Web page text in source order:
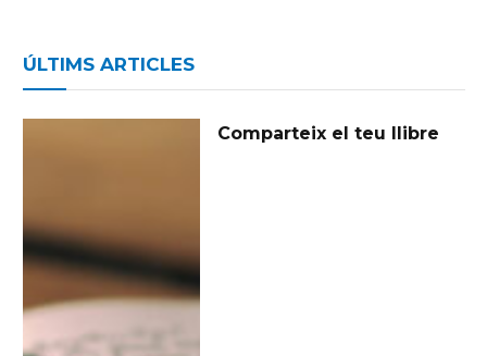
ÚLTIMS ARTICLES
Comparteix el teu llibre